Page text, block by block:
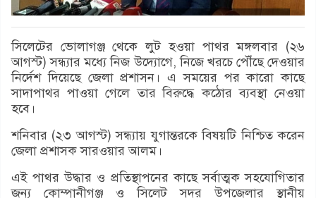
সিলেটের ভোলাগঞ্জ থেকে লুট হওয়া পাথর মঙ্গলবার (২৬
আগস্ট) সন্ধ্যার মধ্যে নিজ উদ্যোগে, নিজে খরচে পৌঁছে দেওয়ার
নির্দেশ দিয়েছে জেলা প্রশাসন। এ সময়ের পর কারো কাছে
সাদাপাথর পাওয়া গেলে তার বিরুদ্ধে কঠোর ব্যবস্থা নেওয়া
হবে।
শনিবার (২৩ আগস্ট) সন্ধ্যায় যুগান্তরকে বিষয়টি নিশ্চিত করেন
জেলা প্রশাসক সারওয়ার আলম।
এই পাথর উদ্ধার ও প্রতিস্থাপনের কাছে সর্বাত্মক সহযোগিতার
জন্য কোম্পানীগঞ্জ ও সিলেট সদর উপজেলার স্থানীয়